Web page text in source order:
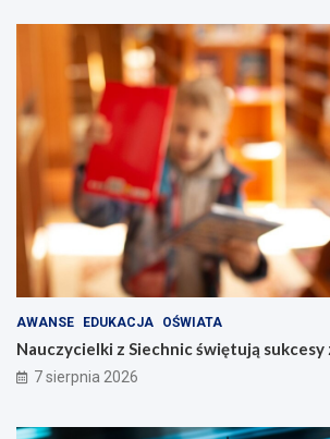
AWANSE EDUKACJA OŚWIATA
Nauczycielki z Siechnic świętują
7 sierpnia 2026